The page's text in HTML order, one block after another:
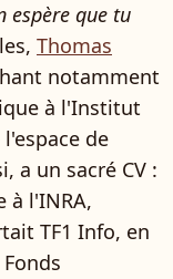
espère que tu
Thomas
notamment
à l'Institut
de
a un sacré CV :
à l'INRA,
TF1 Info, en